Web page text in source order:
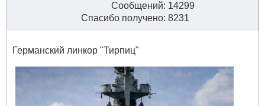
Сообщений: 14299
Спасибо получено: 8231
Германский линкор "Тирпиц"